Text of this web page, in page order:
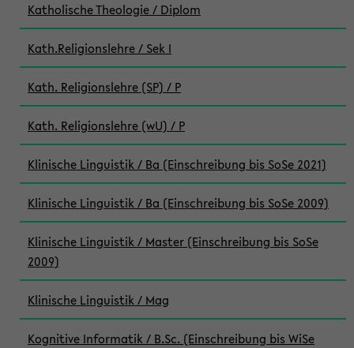
Katholische Theologie / Diplom
Kath.Religionslehre / Sek I
Kath. Religionslehre (SP) / P
Kath. Religionslehre (wU) / P
Klinische Linguistik / Ba (Einschreibung bis SoSe 2021)
Klinische Linguistik / Ba (Einschreibung bis SoSe 2009)
Klinische Linguistik / Master (Einschreibung bis SoSe
2009)
Klinische Linguistik / Mag
Kognitive Informatik / B.Sc. (Einschreibung bis WiSe